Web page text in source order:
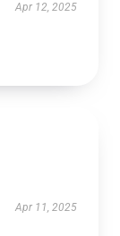
Apr 12, 2025
Apr 11, 2025